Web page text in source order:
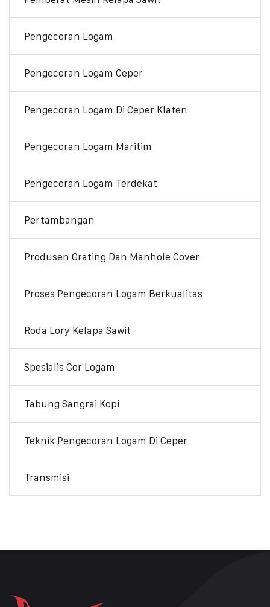
Pengecoran Logam
Pengecoran Logam Ceper
Pengecoran Logam Di Ceper Klaten
Pengecoran Logam Maritim
Pengecoran Logam Terdekat
Pertambangan
Produsen Grating Dan Manhole Cover
Proses Pengecoran Logam Berkualitas
Roda Lory Kelapa Sawit
Spesialis Cor Logam
Tabung Sangrai Kopi
Teknik Pengecoran Logam Di Ceper
Transmisi